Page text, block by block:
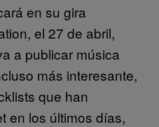
en su gira
el 27 de abril,
a publicar música
más interesante,
que han
en los últimos días,